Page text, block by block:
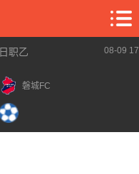
日职乙 08-09
磐城FC